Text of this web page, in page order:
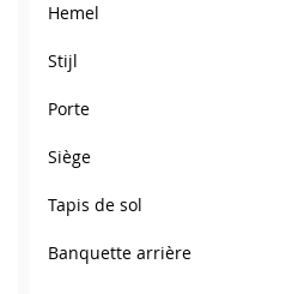
Hemel
Stijl
Porte
Siège
Tapis de sol
Banquette arrière